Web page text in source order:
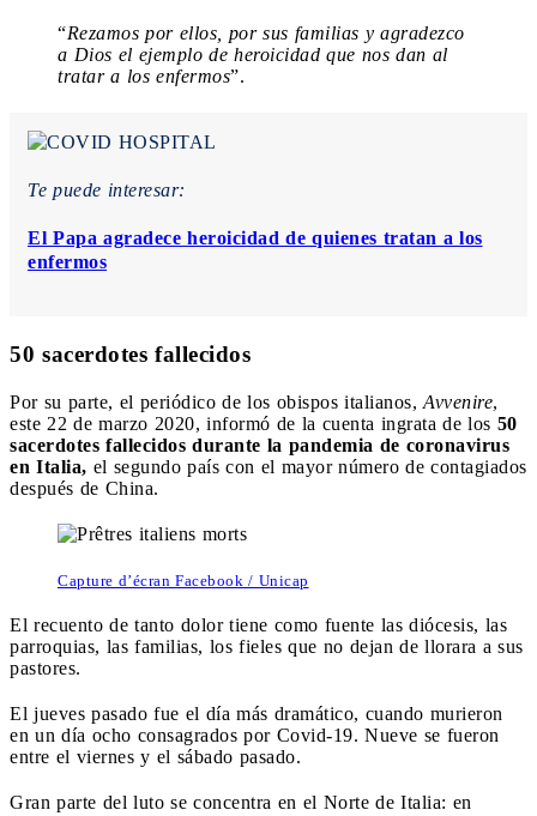
“Rezamos por ellos, por sus familias y agradezco
a Dios el ejemplo de heroicidad que nos dan al
tratar a los enfermos”.
Te puede interesar:
El Papa agradece heroicidad de quienes tratan a los
enfermos
50 sacerdotes fallecidos
Por su parte, el periódico de los obispos italianos, Avvenire,
este 22 de marzo 2020, informó de la cuenta ingrata de los 50
sacerdotes fallecidos durante la pandemia de coronavirus
en Italia, el segundo país con el mayor número de contagiados
después de China.
Capture d’écran Facebook / Unicap
El recuento de tanto dolor tiene como fuente las diócesis, las
parroquias, las familias, los fieles que no dejan de llorara a sus
pastores.
El jueves pasado fue el día más dramático, cuando murieron
en un día ocho consagrados por Covid-19. Nueve se fueron
entre el viernes y el sábado pasado.
Gran parte del luto se concentra en el Norte de Italia: en